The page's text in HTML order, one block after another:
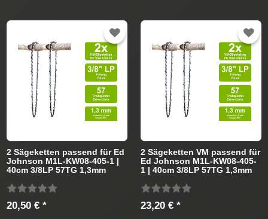
2 Sägeketten passend für Ed
Johnson M1L-KW08-405-1 |
40cm 3/8LP 57TG 1,3mm
20,50 € *
2 Sägeketten VM passend für
Ed Johnson M1L-KW08-405-
1 | 40cm 3/8LP 57TG 1,3mm
23,20 € *